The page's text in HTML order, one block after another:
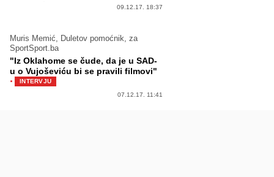
09.12.17. 18:37
Muris Memić, Duletov pomoćnik, za
SportSport.ba
"Iz Oklahome se čude, da je u SAD-
u o Vujoševiću bi se pravili filmovi"
·
INTERVJU
07.12.17. 11:41